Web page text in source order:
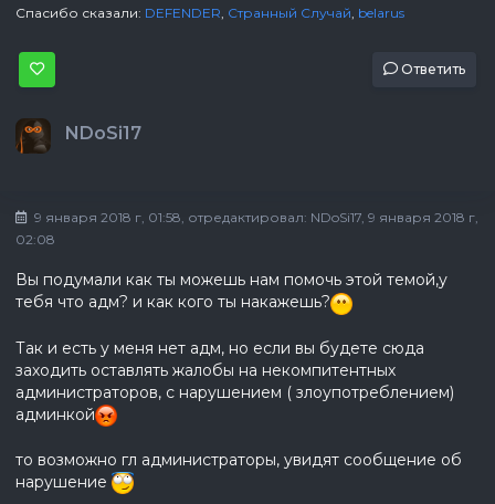
Спасибо сказали: DEFENDER, Странный Случай, belarus
Ответить
NDoSi17
9 января 2018 г, 01:58, отредактировал: NDoSi17, 9 января 2018 г,
02:08
Вы подумали как ты можешь нам помочь этой темой,у
тебя что адм? и как кого ты накажешь?
Так и есть у меня нет адм, но если вы будете сюда
заходить оставлять жалобы на некомпитентных
администраторов, с нарушением ( злоупотреблением)
админкой
то возможно гл администраторы, увидят сообщение об
нарушение